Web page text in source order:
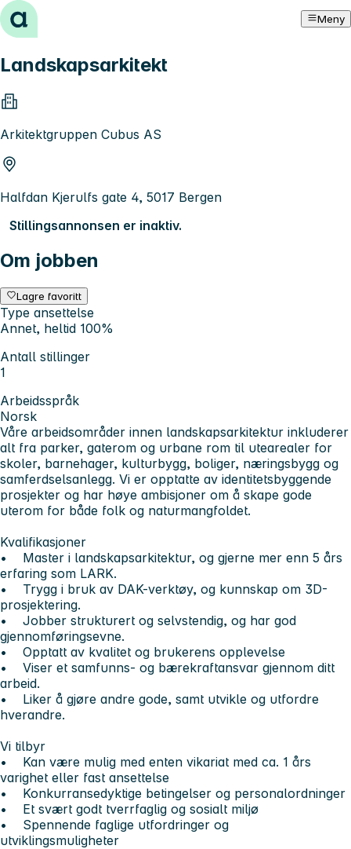
Hopp til innhold Meny
Landskapsarkitekt
Arkitektgruppen Cubus AS
Halfdan Kjerulfs gate 4, 5017 Bergen
Stillingsannonsen er inaktiv.
Om jobben
Lagre favoritt
Type ansettelse
Annet, heltid 100%
Antall stillinger
1
Arbeidsspråk
Norsk
Våre arbeidsområder innen landskapsarkitektur inkluderer
alt fra parker, gaterom og urbane rom til utearealer for
skoler, barnehager, kulturbygg, boliger, næringsbygg og
samferdselsanlegg. Vi er opptatte av identitetsbyggende
prosjekter og har høye ambisjoner om å skape gode
uterom for både folk og naturmangfoldet.
Kvalifikasjoner
• Master i landskapsarkitektur, og gjerne mer enn 5 års
erfaring som LARK.
• Trygg i bruk av DAK-verktøy, og kunnskap om 3D-
prosjektering.
• Jobber strukturert og selvstendig, og har god
gjennomføringsevne.
• Opptatt av kvalitet og brukerens opplevelse
• Viser et samfunns- og bærekraftansvar gjennom ditt
arbeid.
• Liker å gjøre andre gode, samt utvikle og utfordre
hverandre.
Vi tilbyr
• Kan være mulig med enten vikariat med ca. 1 års
varighet eller fast ansettelse
• Konkurransedyktige betingelser og personalordninger
• Et svært godt tverrfaglig og sosialt miljø
• Spennende faglige utfordringer og
utviklingsmuligheter